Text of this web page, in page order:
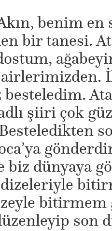
benim en
bir tanesi.
besteledim.
şiiri çok
biz dünyaya
dizeleriyle
son